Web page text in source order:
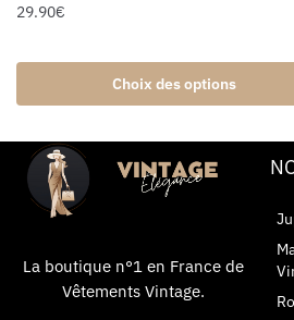
29.90€
Choix des options
La boutique n°1 en France de
Vêtements Vintage.